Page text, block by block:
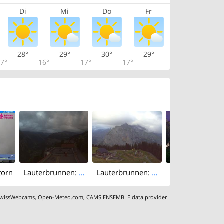
Di Mi Do Fr
28°
16°
29°
17°
30°
17°
29°
Lauterbrunnen: Gruebi: Edelweiss Lauterbrunnen: Allmihubel: Schilthorn - Jungfrau - Mönch - Eiger
,Open-Meteo.com,CAMS ENSEMBLE data provider